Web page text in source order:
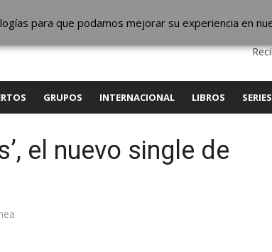
QUIENES SOMOS CONTACTO
GRUPOS INTERNACIONAL LIBROS
el nuevo single de
para que podamos mejorar su experiencia en